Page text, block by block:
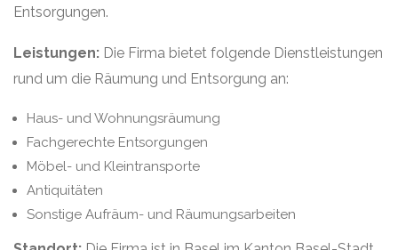
Entsorgungen.
Leistungen: Die Firma bietet folgende Dienstleistungen
rund um die Räumung und Entsorgung an:
Haus- und Wohnungsräumung
Fachgerechte Entsorgungen
Möbel- und Kleintransporte
Antiquitäten
Sonstige Aufräum- und Räumungsarbeiten